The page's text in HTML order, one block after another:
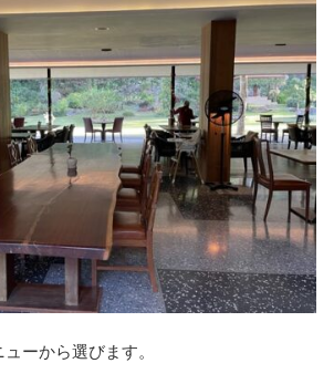
ーから選びます。